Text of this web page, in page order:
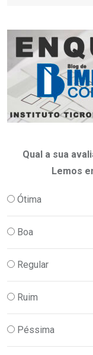
Qual a sua
Lemos
Ótima
Boa
Regular
Ruim
Péssima